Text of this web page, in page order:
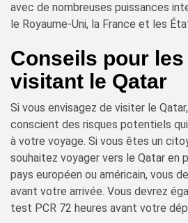
avec de nombreuses puissances
le Royaume-Uni, la France et les
Conseils pour
visitant le Qatar
Si vous envisagez de visiter le
conscient des risques potentiels
à votre voyage. Si vous êtes un
souhaitez voyager vers le Qatar en
pays européen ou américain, vous
avant votre arrivée. Vous devrez
test PCR 72 heures avant votre